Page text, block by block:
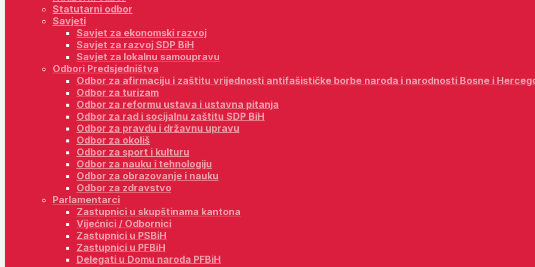
Statutarni odbor
Savjeti
Savjet za ekonomski razvoj
Savjet za razvoj SDP BiH
Savjet za lokalnu samoupravu
Odbori Predsjedništva
Odbor za afirmaciju i zaštitu vrijednosti antifašističke borbe naroda i narodnosti Bosne i
Odbor za turizam
Odbor za reformu ustava i ustavna pitanja
Odbor za rad i socijalnu zaštitu SDP BiH
Odbor za pravdu i državnu upravu
Odbor za okoliš
Odbor za sport i kulturu
Odbor za nauku i tehnologiju
Odbor za obrazovanje i nauku
Odbor za zdravstvo
Parlamentarci
Zastupnici u skupštinama kantona
Vijećnici / Odbornici
Zastupnici u PSBiH
Zastupnici u PFBiH
Delegati u Domu naroda PFBiH